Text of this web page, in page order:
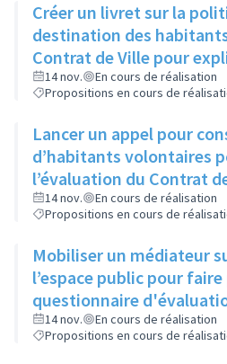
Créer un livret sur la
destination des
Contrat de Ville pour
dispositifs, les termes
abréviations et les
14 nov.
En cours de réalisation
Propositions en cours de
Lancer un appel pour
d’habitants volontaires
l’évaluation du Contrat
14 nov.
En cours de réalisation
Propositions en cours de
Mobiliser un médiateur
l’espace public pour
questionnaire
14 nov.
En cours de réalisation
Propositions en cours de